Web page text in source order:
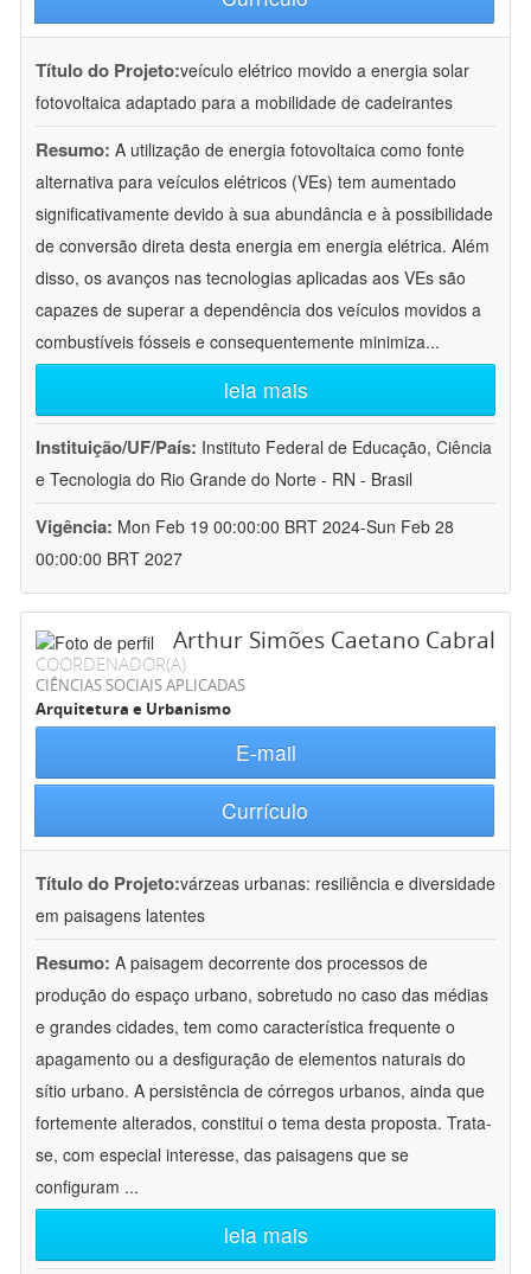
Título do Projeto:veículo elétrico movido a energia solar
fotovoltaica adaptado para a mobilidade de cadeirantes
Resumo: A utilização de energia fotovoltaica como fonte
alternativa para veículos elétricos (VEs) tem aumentado
significativamente devido à sua abundância e à possibilidade
de conversão direta desta energia em energia elétrica. Além
disso, os avanços nas tecnologias aplicadas aos VEs são
capazes de superar a dependência dos veículos movidos a
combustíveis fósseis e consequentemente minimiza...
leia mais
Instituição/UF/País: Instituto Federal de Educação, Ciência
e Tecnologia do Rio Grande do Norte - RN - Brasil
Vigência: Mon Feb 19 00:00:00 BRT 2024-Sun Feb 28
00:00:00 BRT 2027
Arthur Simões Caetano Cabral
COORDENADOR(A)
CIÊNCIAS SOCIAIS APLICADAS
Arquitetura e Urbanismo
E-mail
Currículo
Título do Projeto:várzeas urbanas: resiliência e diversidade
em paisagens latentes
Resumo: A paisagem decorrente dos processos de
produção do espaço urbano, sobretudo no caso das médias
e grandes cidades, tem como característica frequente o
apagamento ou a desfiguração de elementos naturais do
sítio urbano. A persistência de córregos urbanos, ainda que
fortemente alterados, constitui o tema desta proposta. Trata-
se, com especial interesse, das paisagens que se
configuram ...
leia mais